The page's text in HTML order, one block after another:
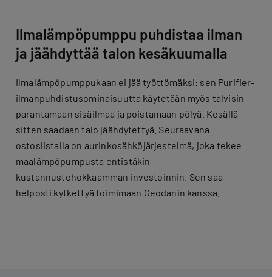
Ilmalämpöpumppu puhdistaa ilman
ja jäähdyttää talon kesäkuumalla
Ilmalämpöpumppukaan ei jää työttömäksi: sen Purifier-
ilmanpuhdistusominaisuutta käytetään myös talvisin
parantamaan sisäilmaa ja poistamaan pölyä. Kesällä
sitten saadaan talo jäähdytettyä. Seuraavana
ostoslistalla on aurinkosähköjärjestelmä, joka tekee
maalämpöpumpusta entistäkin
kustannustehokkaamman investoinnin. Sen saa
helposti kytkettyä toimimaan Geodanin kanssa.